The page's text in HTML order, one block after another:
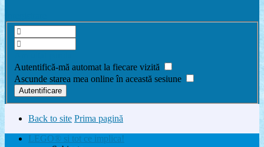
Autentifică-mă automat la fiecare vizită
Ascunde starea mea online în această sesiune
Back to site Prima pagină
LEGO® si tot ce implica!